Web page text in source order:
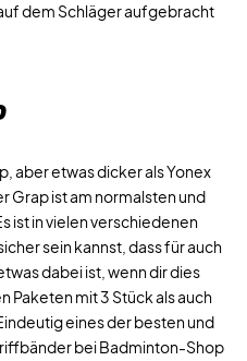
dem Schläger aufgebracht
aber etwas dicker als Yonex
Grap ist am normalsten und
ist in vielen verschiedenen
sein kannst, dass für auch
dabei ist, wenn dir dies
Paketen mit 3 Stück als auch
eines der besten und
bei Badminton-Shop